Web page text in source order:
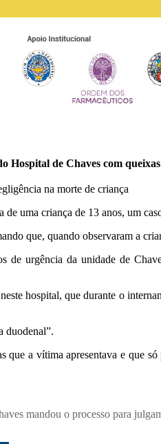
Hospital de Chaves com
uma criança de 13 anos, um
que, quando observaram a
de urgência da unidade de
hospital, que durante o
duodenal”.
a vítima apresentava e que
mandou o processo para